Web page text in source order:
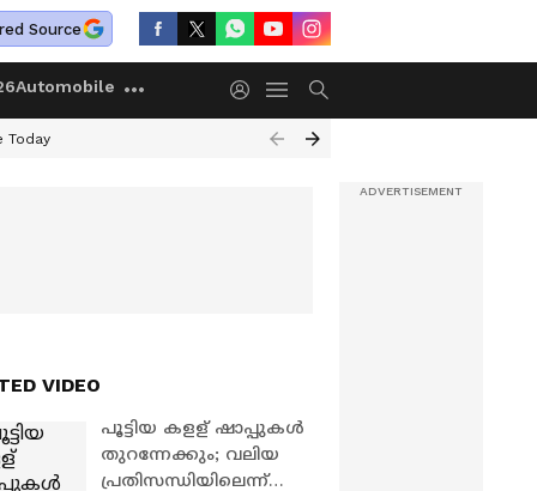
Source
Automobile
Today
VIDEO
പൂട്ടിയ കളള് ഷാപ്പുകൾ
തുറന്നേക്കും; വലിയ
പ്രതിസന്ധിയിലെന്ന്